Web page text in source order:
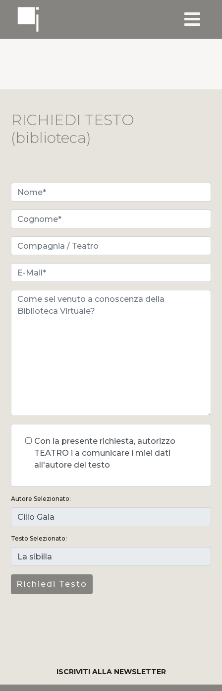
RICHIEDI TESTO
(biblioteca)
Con la presente richiesta, autorizzo
TEATRO i a comunicare i miei dati
all'autore del testo
Autore Selezionato:
Testo Selezionato:
ISCRIVITI ALLA NEWSLETTER